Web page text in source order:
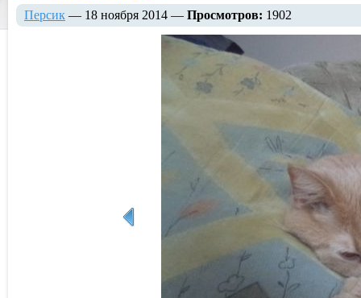
Персик — 18 ноября 2014 — Просмотров: 1902